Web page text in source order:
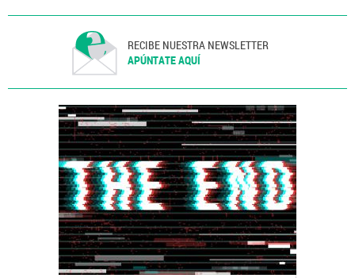
RECIBE NUESTRA NEWSLETTER
APÚNTATE AQUÍ